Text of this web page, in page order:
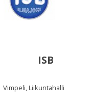
ISB
Vimpeli, Liikuntahalli